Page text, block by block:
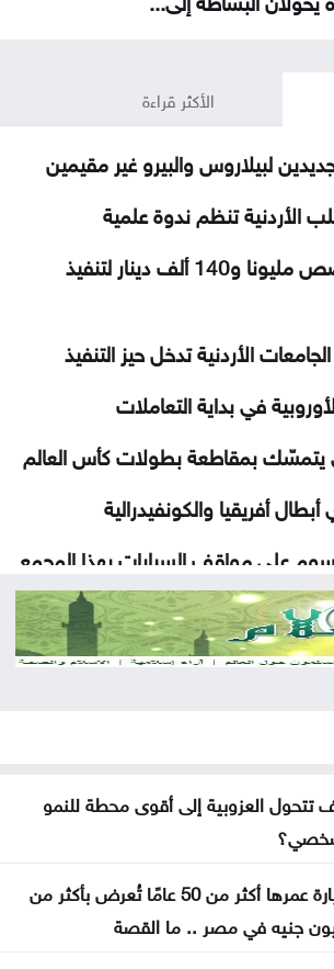
الأكثر قراءة
لبيلاروس والبيرو غير مقيمين
الأردنية تنظم ندوة علمية
بلدية الرمثا تُخصص مليونا و140 ألف دينار لتنفيذ
الأردنية تدخل حيز التنفيذ
في بداية التعاملات
يتمسّك بمقاطعة بطولات كأس العالم
أفريقيا والكونفيدرالية
على مواقف السيارات بهذا المجمع
لشهر تموز .. تقرير
بالاستفادة من خدمات الضمان
على المياه بوادي السير
الحكومي في عجلون
للمشاركة في معرض الكتاب
الإسرائيلية على سوريا
تتحول العزوبية إلى أقوى محطة للنمو
سيارة عمرها أكثر من 50 عامًا تُعرض بأكثر من
جنيه في مصر .. ما القصة